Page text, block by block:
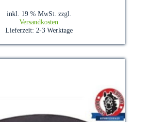
inkl. 19 % MwSt. zzgl.
Versandkosten
Lieferzeit: 2-3 Werktage